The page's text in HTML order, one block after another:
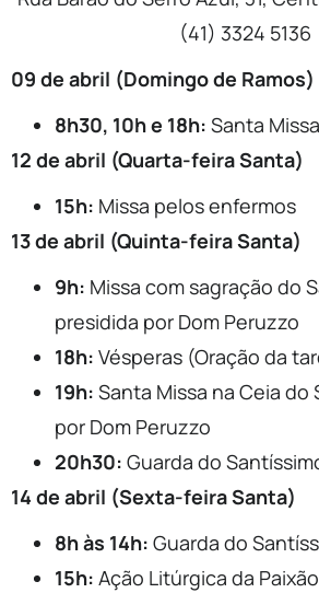
(41) 3324 5136
09 de abril (Domingo de Ramos)
8h30, 10h e 18h: Santa Missa
12 de abril (Quarta-feira Santa)
15h: Missa pelos enfermos
13 de abril (Quinta-feira Santa)
9h: Missa com sagração do
presidida por Dom Peruzzo
18h: Vésperas (Oração da
19h: Santa Missa na Ceia do
por Dom Peruzzo
20h30: Guarda do
14 de abril (Sexta-feira Santa)
8h às 14h: Guarda do
15h: Ação Litúrgica da